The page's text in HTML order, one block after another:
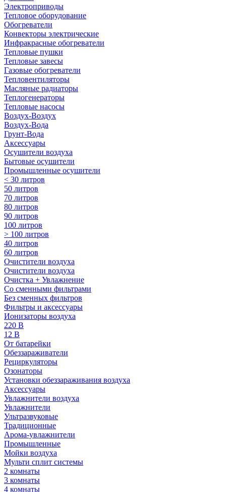
Электроприводы
Тепловое оборудование
Обогреватели
Конвекторы электрические
Инфракрасные обогреватели
Тепловые пушки
Тепловые завесы
Газовые обогреватели
Тепловентиляторы
Масляные радиаторы
Теплогенераторы
Тепловые насосы
Воздух-Воздух
Воздух-Вода
Грунт-Вода
Аксессуары
Осушители воздуха
Бытовые осушители
Промышленные осушители
< 30 литров
50 литров
70 литров
80 литров
90 литров
100 литров
> 100 литров
40 литров
60 литров
Очистители воздуха
Очистители воздуха
Очистка + Увлажнение
Cо сменными фильтрами
Без сменных фильтров
Фильтры и аксессуары
Ионизаторы воздуха
220 В
12 В
От батарейки
Обеззараживатели
Рециркуляторы
Озонаторы
Установки обеззараживания воздуха
Аксессуары
Увлажнители воздуха
Увлажнители
Ультразвуковые
Традиционные
Арома-увлажнители
Промышленные
Мойки воздуха
Мульти сплит системы
2 комнаты
3 комнаты
4 комнаты